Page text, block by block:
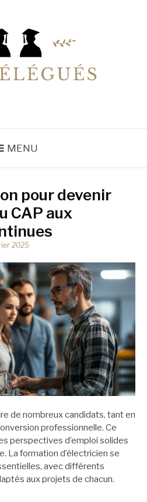
MENU
pour devenir
CAP aux
2025
de nombreux candidats, tant en
professionnelle. Ce
perspectives d’emploi solides
La formation d’électricien se
avec différents
aux projets de chacun.